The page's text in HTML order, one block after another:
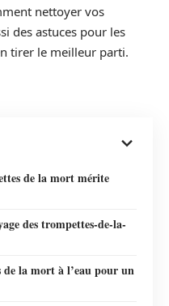
nettoyer vos
des astuces pour les
tirer le meilleur parti.
de la mort mérite
des trompettes-de-la-
la mort à l’eau pour un